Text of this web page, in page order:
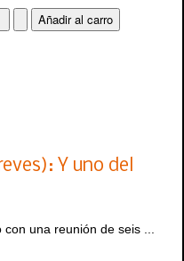
Y uno del
una reunión de seis ...